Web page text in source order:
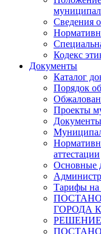
Сведения
Кодекс
Документы
Каталог
Порядок
Проекты
Документы
аттестации
Основные
Тарифы
ГОРОДА